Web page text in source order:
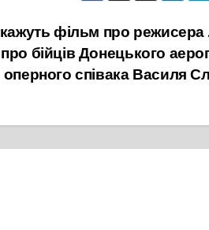
фільм про режисера
бійців Донецького
оперного співака Василя